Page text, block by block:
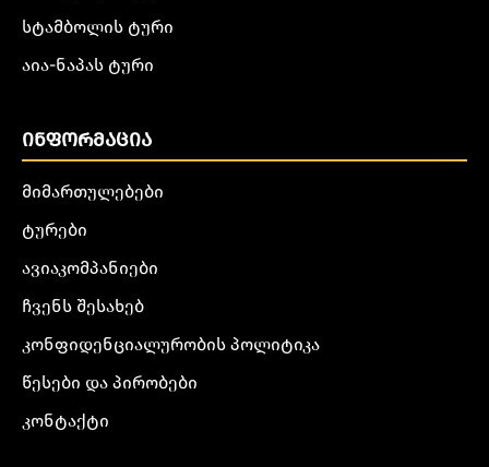
სტამბოლის ტური
აია-ნაპას ტური
ᲘᲜᲤᲝᲠᲛᲐᲪᲘᲐ
მიმართულებები
ტურები
ავიაკომპანიები
ჩვენს შესახებ
კონფიდენციალურობის პოლიტიკა
წესები და პირობები
კონტაქტი